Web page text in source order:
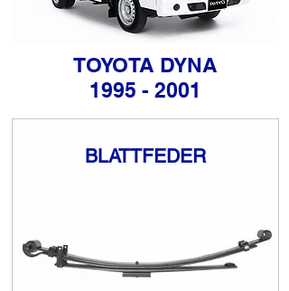
TOYOTA DYNA
1995 - 2001
BLATTFEDER